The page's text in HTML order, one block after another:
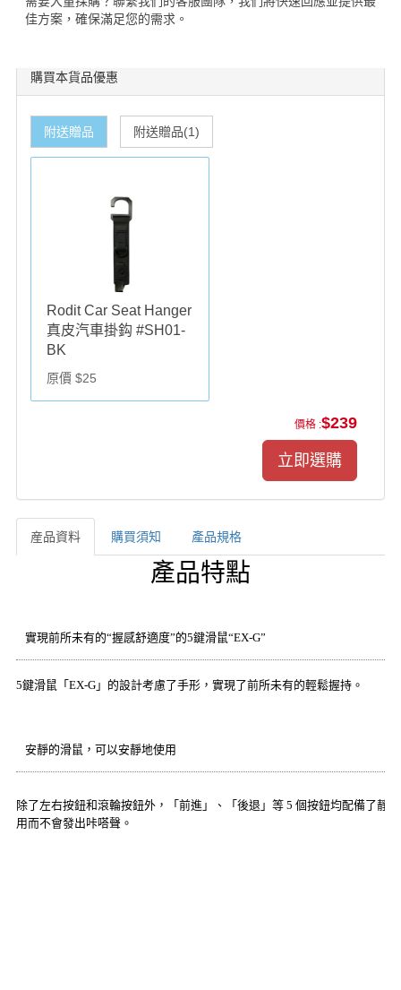
佳方案，確保滿足您的需求。
購買本貨品優惠
附送贈品 附送贈品(1)
Rodit Car Seat Hanger
真皮汽車掛鈎 #SH01-
BK
原價 $25
價格 :$239
産品資料 購買須知 產品規格
產品特點
實現前所未有的“握感舒適度”的5鍵滑鼠“EX-G”
5鍵滑鼠「EX-G」的設計考慮了手形，實現了前所未有的輕鬆握持。
安靜的滑鼠，可以安靜地使用
除了左右按鈕和滾輪按鈕外，「前進」、「後退」等 5 個按鈕均配備了靜
用而不會發出咔嗒聲。